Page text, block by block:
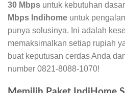
30 Mbps untuk kebutuhan
Mbps Indihome untuk
punya solusinya. Ini adalah
memaksimalkan setiap rupiah
buat keputusan cerdas Anda
number 0821-8088-1070!